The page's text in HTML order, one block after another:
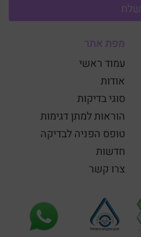
מפת אתר
עמוד ראשי
אודות
סוגי בדיקות
הוראות למתן דגימות
טופס הפניה לבדיקה
חדשות
צרו קשר
שלח